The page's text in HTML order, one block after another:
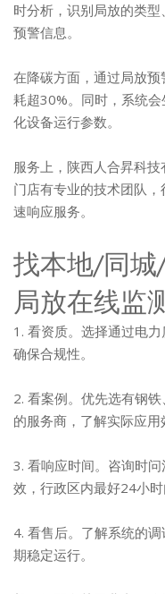
时分析，识别局放的类
预警信息。
在降碳方面，通过局放
耗超30%。同时，系统
化设备运行参数。
服务上，陕西人合昇科
门店有专业的技术团队
速响应服务。
找本地/同
局放在线监
1. 看资质。选择通过电
确保合规性。
2. 看案例。优先选有钢
的服务商，了解实际应用
3. 看响应时间。咨询时
效，行政区内最好24小
4. 看售后。了解系统的
期稳定运行。